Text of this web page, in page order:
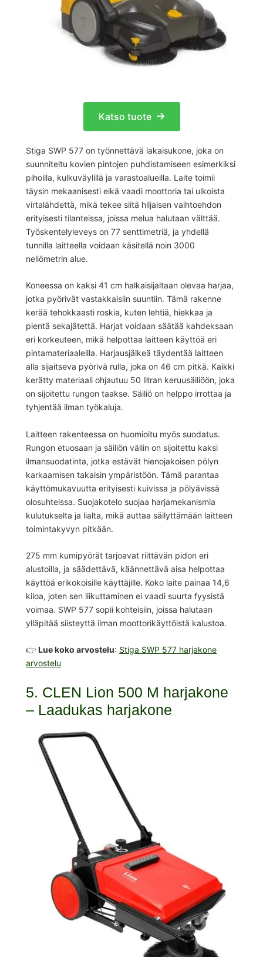
Katso tuote
Stiga SWP 577 on työnnettävä lakaisukone, joka on
suunniteltu kovien pintojen puhdistamiseen esimerkiksi
pihoilla, kulkuväylillä ja varastoalueilla. Laite toimii
täysin mekaanisesti eikä vaadi moottoria tai ulkoista
virtalähdettä, mikä tekee siitä hiljaisen vaihtoehdon
erityisesti tilanteissa, joissa melua halutaan välttää.
Työskentelyleveys on 77 senttimetriä, ja yhdellä
tunnilla laitteella voidaan käsitellä noin 3000
neliömetrin alue.
Koneessa on kaksi 41 cm halkaisijaltaan olevaa harjaa,
jotka pyörivät vastakkaisiin suuntiin. Tämä rakenne
kerää tehokkaasti roskia, kuten lehtiä, hiekkaa ja
pientä sekajätettä. Harjat voidaan säätää kahdeksaan
eri korkeuteen, mikä helpottaa laitteen käyttöä eri
pintamateriaaleilla. Harjausjälkeä täydentää laitteen
alla sijaitseva pyörivä rulla, joka on 46 cm pitkä. Kaikki
kerätty materiaali ohjautuu 50 litran keruusäiliöön, joka
on sijoitettu rungon taakse. Säiliö on helppo irrottaa ja
tyhjentää ilman työkaluja.
Laitteen rakenteessa on huomioitu myös suodatus.
Rungon etuosaan ja säiliön väliin on sijoitettu kaksi
ilmansuodatinta, jotka estävät hienojakoisen pölyn
karkaamisen takaisin ympäristöön. Tämä parantaa
käyttömukavuutta erityisesti kuivissa ja pölyävissä
olosuhteissa. Suojakotelo suojaa harjamekanismia
kulutukselta ja lialta, mikä auttaa säilyttämään laitteen
toimintakyvyn pitkään.
275 mm kumipyörät tarjoavat riittävän pidon eri
alustoilla, ja säädettävä, käännettävä aisa helpottaa
käyttöä erikokoisille käyttäjille. Koko laite painaa 14,6
kiloa, joten sen liikuttaminen ei vaadi suurta fyysistä
voimaa. SWP 577 sopii kohteisiin, joissa halutaan
ylläpitää siisteyttä ilman moottorikäyttöistä kalustoa.
👉 Lue koko arvostelu: Stiga SWP 577 harjakone
arvostelu
5. CLEN Lion 500 M harjakone
– Laadukas harjakone